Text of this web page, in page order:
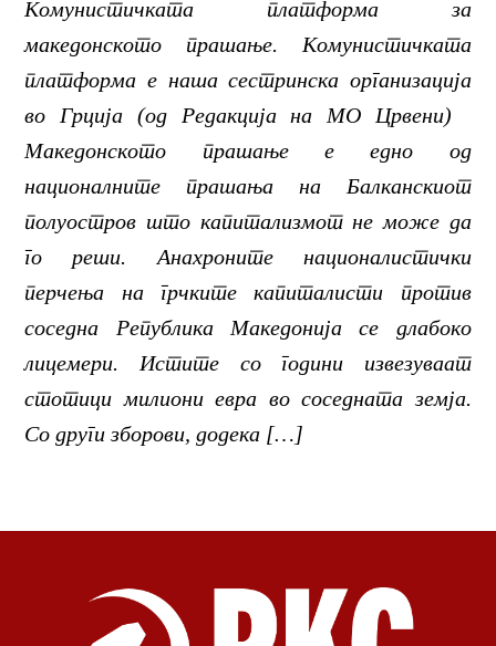
Комунистичката платформа за
македонското прашање. Комунистичката
платформа е наша сестринска организација
во Грција (од Редакција на МО Црвени)
Македонското прашање е едно од
националните прашања на Балканскиот
полуостров што капитализмот не може да
го реши. Анахроните националистички
перчења на грчките капиталисти против
соседна Република Македонија се длабоко
лицемери. Истите со години извезуваат
стотици милиони евра во соседната земја.
Со други зборови, додека […]